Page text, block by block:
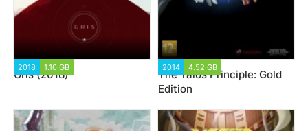
2018 1.10 GB
Gris (2018)
2014 4.52 GB
The Talos Principle: Gold
Edition